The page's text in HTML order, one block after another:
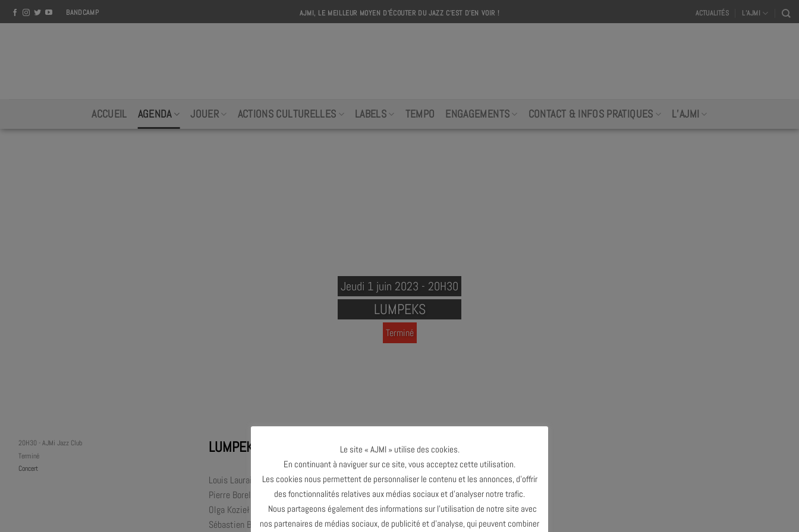
Skip
to
BANDCAMP AJMI, LE MEILLEUR MOYEN D'ÉCOUTER DU JAZZ C'EST D'EN VOIR ! ACTUALITÉS L’AJMI
ACCUEIL AGENDA JOUER ACTIONS CULTURELLES LABELS TEMPO ENGAGEMENTS CONTACT & INFOS PRATIQUES L’AJMI
Jeudi 1 juin 2023 - 20H30
LUMPEKS
Terminé
20H30 - AJMi Jazz Club
Terminé
Concert
LUMPEKS
Louis Laurain : trompette
Pierre Borel : saxophone
Olga Kozieł : baraban, bębenek obręczowy, voix
Sébastien Beliah : contrebasse
Le site « AJMI » utilise des cookies.
En continuant à naviguer sur ce site, vous acceptez cette utilisation.
Les cookies nous permettent de personnaliser le contenu et les annonces, d’offrir
des fonctionnalités relatives aux médias sociaux et d’analyser notre trafic.
Nous partageons également des informations sur l’utilisation de notre site avec
nos partenaires de médias sociaux, de publicité et d’analyse, qui peuvent combiner